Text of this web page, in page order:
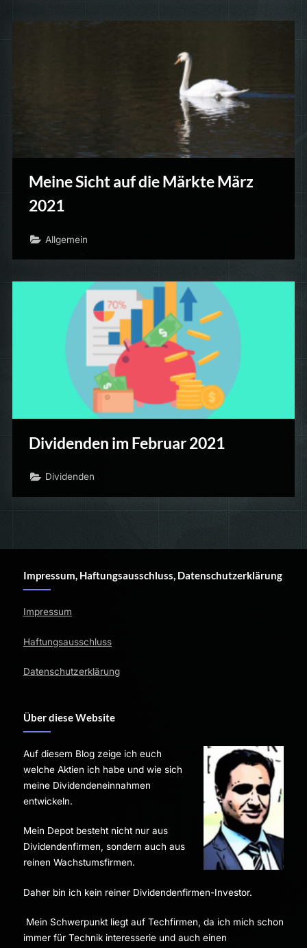
Meine Sicht auf die Märkte März
2021
Allgemein
Dividenden im Februar 2021
Dividenden
Impressum, Haftungsausschluss, Datenschutzerklärung
Impressum
Haftungsausschluss
Datenschutzerklärung
Über diese Website
Auf diesem Blog zeige ich euch
welche Aktien ich habe und wie sich
meine Dividendeneinnahmen
entwickeln.
Mein Depot besteht nicht nur aus
Dividendenfirmen, sondern auch aus
reinen Wachstumsfirmen.
Daher bin ich kein reiner Dividendenfirmen-Investor.
Mein Schwerpunkt liegt auf Techfirmen, da ich mich schon
immer für Technik interesserie und auch einen